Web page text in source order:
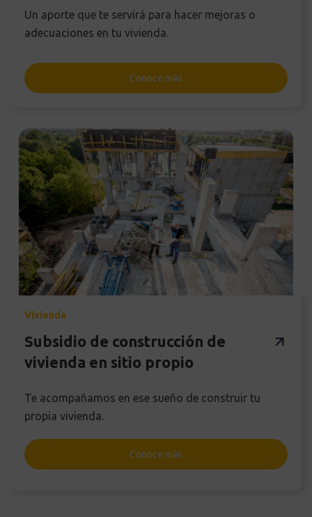
Un aporte que te servirá para hacer mejoras o
adecuaciones en tu vivienda.
Conoce más
Vivienda
Subsidio de construcción de
vivienda en sitio propio
Te acompañamos en ese sueño de construir tu
propia vivienda.
Conoce más